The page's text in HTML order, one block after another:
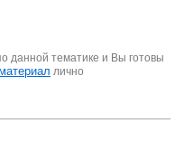
данной тематике и Вы готовы
лично